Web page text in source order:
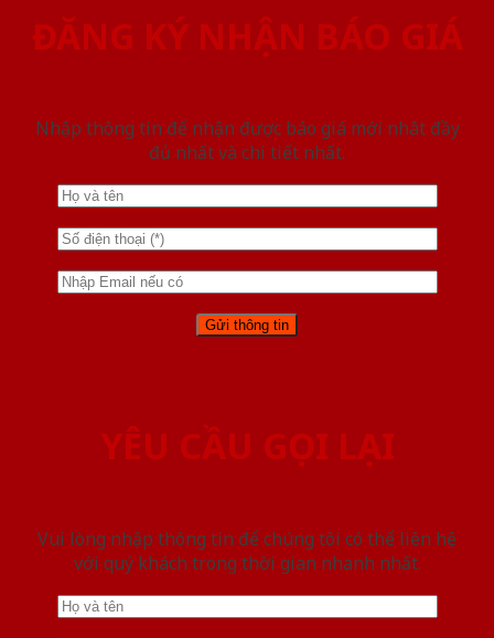
ĐĂNG KÝ NHẬN BÁO GIÁ
Nhập thông tin để nhận được báo giá mới nhât đầy
đủ nhất và chi tiết nhất.
YÊU CẦU GỌI LẠI
Vui lòng nhập thông tin để chúng tôi có thể liên hệ
với quý khách trong thời gian nhanh nhất.